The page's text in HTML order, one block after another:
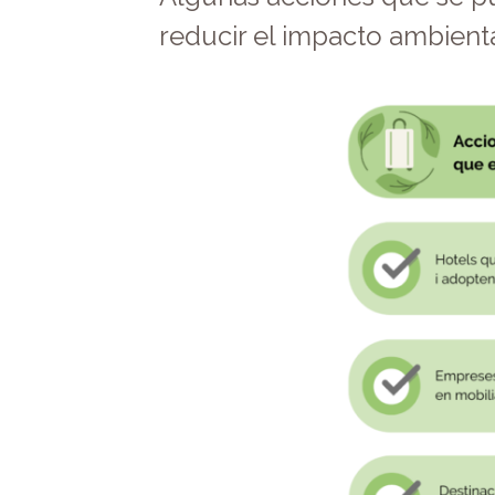
reducir el impacto